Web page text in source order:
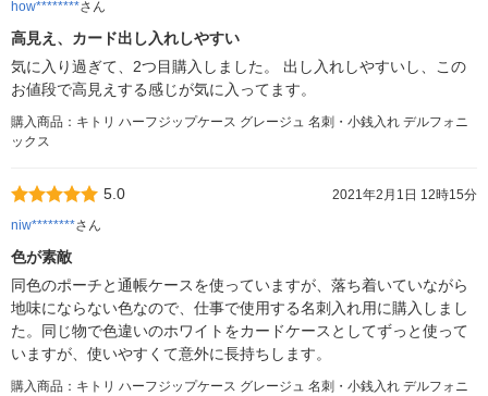
how********さん
高見え、カード出し入れしやすい
気に入り過ぎて、2つ目購入しました。 出し入れしやすいし、この
お値段で高見えする感じが気に入ってます。
購入商品：キトリ ハーフジップケース グレージュ 名刺・小銭入れ デルフォニ
ックス
5.0
2021年2月1日 12時15分
niw********さん
色が素敵
同色のポーチと通帳ケースを使っていますが、落ち着いていながら
地味にならない色なので、仕事で使用する名刺入れ用に購入しまし
た。同じ物で色違いのホワイトをカードケースとしてずっと使って
いますが、使いやすくて意外に長持ちします。
購入商品：キトリ ハーフジップケース グレージュ 名刺・小銭入れ デルフォニ